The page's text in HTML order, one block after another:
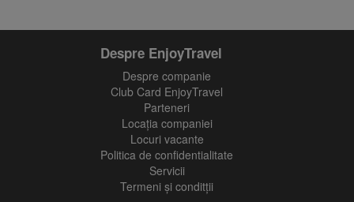
Despre EnjoyTravel
Despre companie
Club Card EnjoyTravel
Parteneri
Locaţia companiei
Locuri vacante
Politica de confidentialitate
Servicii
Termeni și conditții